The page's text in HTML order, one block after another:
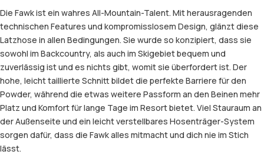
Die Fawk ist ein wahres All-Mountain-Talent. Mit herausragenden
technischen Features und kompromisslosem Design, glänzt diese
Latzhose in allen Bedingungen. Sie wurde so konzipiert, dass sie
sowohl im Backcountry, als auch im Skigebiet bequem und
zuverlässig ist und es nichts gibt, womit sie überfordert ist. Der
hohe, leicht taillierte Schnitt bildet die perfekte Barriere für den
Powder, während die etwas weitere Passform an den Beinen mehr
Platz und Komfort für lange Tage im Resort bietet. Viel Stauraum an
der Außenseite und ein leicht verstellbares Hosenträger-System
sorgen dafür, dass die Fawk alles mitmacht und dich nie im Stich
lässt.